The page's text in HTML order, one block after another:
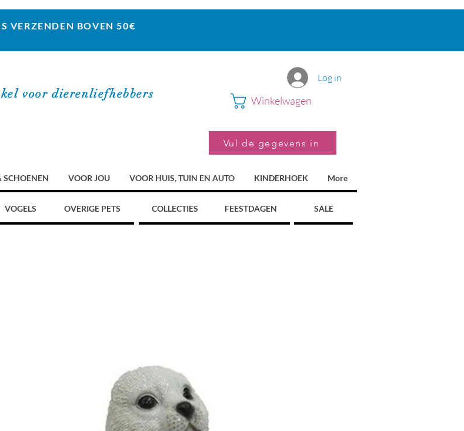
VERZENDEN BOVEN 50€
voor dierenliefhebbers
Log in
Winkelwagen
Vul de gegevens in
SCHOENEN VOOR JOU VOOR HUIS, TUIN EN AUTO KINDERHOEK More
VOGELS OVERIGE PETS COLLECTIES FEESTDAGEN SALE